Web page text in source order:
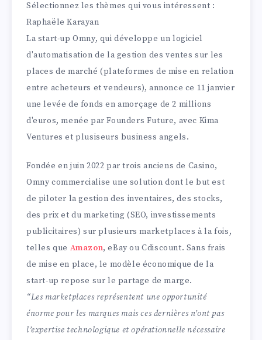
Sélectionnez les thèmes qui vous intéressent :
Raphaële Karayan
La start-up Omny, qui développe un logiciel
d'automatisation de la gestion des ventes sur les
places de marché (plateformes de mise en relation
entre acheteurs et vendeurs), annonce ce 11 janvier
une levée de fonds en amorçage de 2 millions
d'euros, menée par Founders Future, avec Kima
Ventures et plusiseurs business angels.
Fondée en juin 2022 par trois anciens de Casino,
Omny commercialise une solution dont le but est
de piloter la gestion des inventaires, des stocks,
des prix et du marketing (SEO, investissements
publicitaires) sur plusieurs marketplaces à la fois,
telles que Amazon, eBay ou Cdiscount. Sans frais
de mise en place, le modèle économique de la
start-up repose sur le partage de marge.
“Les marketplaces représentent une opportunité
énorme pour les marques mais ces dernières n’ont pas
l’expertise technologique et opérationnelle nécessaire